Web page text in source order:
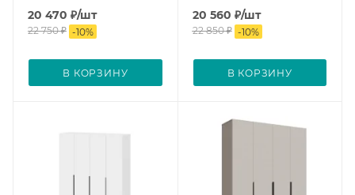
20 470 ₽/шт
22 750₽ -10%
В КОРЗИНУ
20 560 ₽/шт
22 850₽ -10%
В КОРЗИНУ